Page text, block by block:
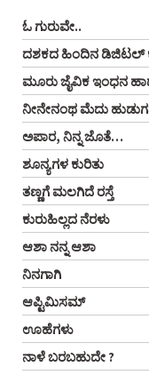
ಓ ಗುರುವೇ..
ದಶಕದ ಹಿಂದಿನ ಡಿಜಿಟಲ್
ಮೂರು ಜೈವಿಕ ಇಂಧನ
ನೀನೇನಂಥ ಮೆದು
ಅಪಾರ, ನಿನ್ನ ಜೊತೆ…
ಶೂನ್ಯಗಳ ಕುರಿತು
ತಣ್ಣಗೆ ಮಲಗಿದೆ ರಸ್ತೆ
ಕುರುಹಿಲ್ಲದ ನೆರಳು
ಆಶಾ ನನ್ನ ಆಶಾ
ನಿನಗಾಗಿ
ಆಪ್ಟಿಮಿಸಮ್
ಊಹೆಗಳು
ನಾಳೆ ಬರಬಹುದೇ ?